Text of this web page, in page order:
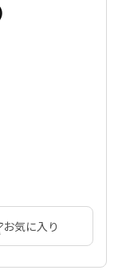
お気に入り